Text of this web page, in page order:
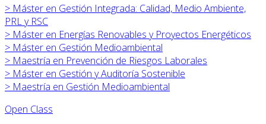
> Máster en Gestión Integrada: Calidad, Medio Ambiente,
PRL y RSC
> Máster en Energías Renovables y Proyectos Energéticos
> Máster en Gestión Medioambiental
> Maestría en Prevención de Riesgos Laborales
> Máster en Gestión y Auditoría Sostenible
> Maestría en Gestión Medioambiental
Open Class